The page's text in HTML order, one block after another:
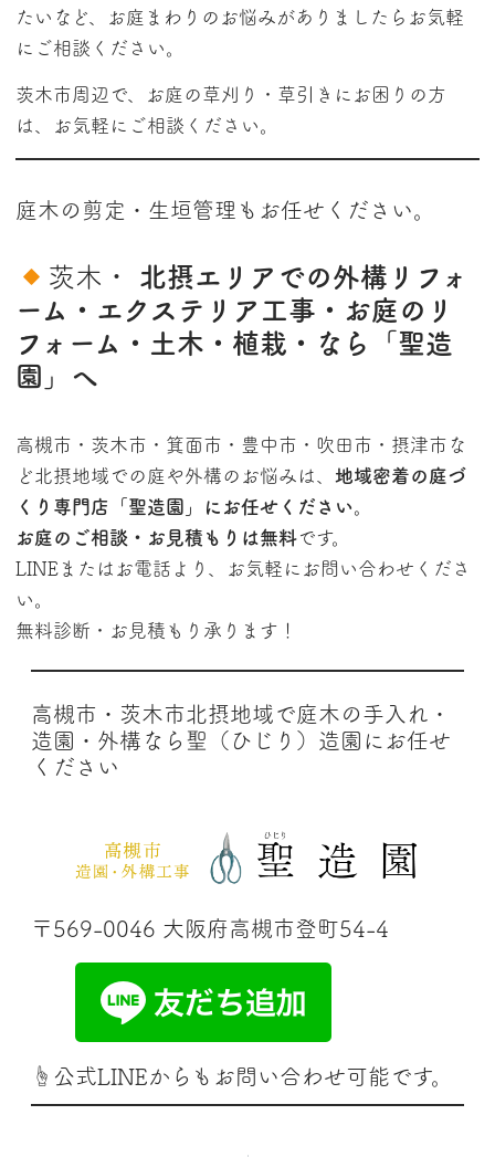
たいなど、お庭まわりのお悩みがありましたらお気軽
にご相談ください。
茨木市周辺で、お庭の草刈り・草引きにお困りの方
は、お気軽にご相談ください。
庭木の剪定・生垣管理もお任せください。
茨木・ 北摂エリアでの外構リフォ
ーム・エクステリア工事・お庭のリ
フォーム・土木・植栽・なら「聖造
園」へ
高槻市・茨木市・箕面市・豊中市・吹田市・摂津市な
ど北摂地域での庭や外構のお悩みは、 地域密着の庭づ
くり専門店「聖造園」
にお任せください。
お庭のご相談・お見積もりは無料です。
LINEまたはお電話より、お気軽にお問い合わせくださ
い。
無料診断・お見積もり承ります！
高槻市・茨木市北摂地域で庭木の手入れ・
造園・外構なら聖（ひじり）造園にお任せ
ください
〒569-0046 大阪府高槻市登町54-4
☝公式LINEからもお問い合わせ可能です。